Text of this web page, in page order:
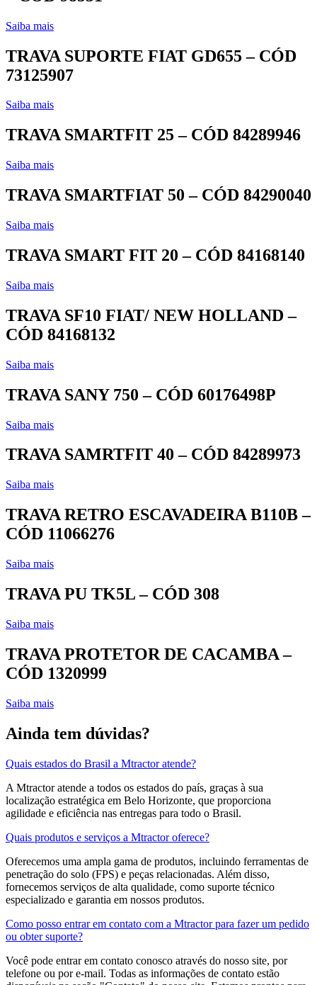
Saiba mais
TRAVA SUPORTE FIAT GD655 – CÓD
73125907
Saiba mais
TRAVA SMARTFIT 25 – CÓD 84289946
Saiba mais
TRAVA SMARTFIAT 50 – CÓD 84290040
Saiba mais
TRAVA SMART FIT 20 – CÓD 84168140
Saiba mais
TRAVA SF10 FIAT/ NEW HOLLAND –
CÓD 84168132
Saiba mais
TRAVA SANY 750 – CÓD 60176498P
Saiba mais
TRAVA SAMRTFIT 40 – CÓD 84289973
Saiba mais
TRAVA RETRO ESCAVADEIRA B110B –
CÓD 11066276
Saiba mais
TRAVA PU TK5L – CÓD 308
Saiba mais
TRAVA PROTETOR DE CACAMBA –
CÓD 1320999
Saiba mais
Ainda tem dúvidas?
Quais estados do Brasil a Mtractor atende?
A Mtractor atende a todos os estados do país, graças à sua
localização estratégica em Belo Horizonte, que proporciona
agilidade e eficiência nas entregas para todo o Brasil.
Quais produtos e serviços a Mtractor oferece?
Oferecemos uma ampla gama de produtos, incluindo ferramentas de
penetração do solo (FPS) e peças relacionadas. Além disso,
fornecemos serviços de alta qualidade, como suporte técnico
especializado e garantia em nossos produtos.
Como posso entrar em contato com a Mtractor para fazer um pedido
ou obter suporte?
Você pode entrar em contato conosco através do nosso site, por
telefone ou por e-mail. Todas as informações de contato estão